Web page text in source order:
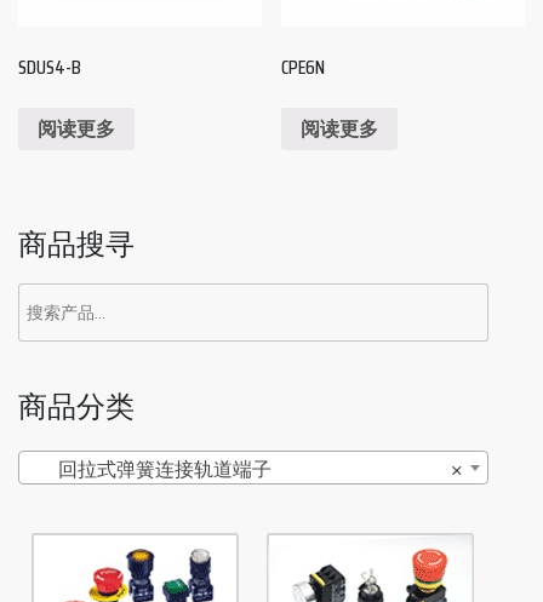
SDUS4-B
阅读更多
CPE6N
阅读更多
商品搜寻
商品分类
×
回拉式弹簧连接轨道端子